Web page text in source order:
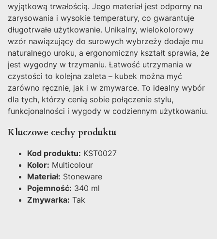
wyjątkową trwałością. Jego materiał jest odporny na
zarysowania i wysokie temperatury, co gwarantuje
długotrwałe użytkowanie. Unikalny, wielokolorowy
wzór nawiązujący do surowych wybrzeży dodaje mu
naturalnego uroku, a ergonomiczny kształt sprawia, że
jest wygodny w trzymaniu. Łatwość utrzymania w
czystości to kolejna zaleta – kubek można myć
zarówno ręcznie, jak i w zmywarce. To idealny wybór
dla tych, którzy cenią sobie połączenie stylu,
funkcjonalności i wygody w codziennym użytkowaniu.
Kluczowe cechy produktu
Kod produktu: KST0027
Kolor: Multicolour
Materiał: Stoneware
Pojemność: 340 ml
Zmywarka: Tak